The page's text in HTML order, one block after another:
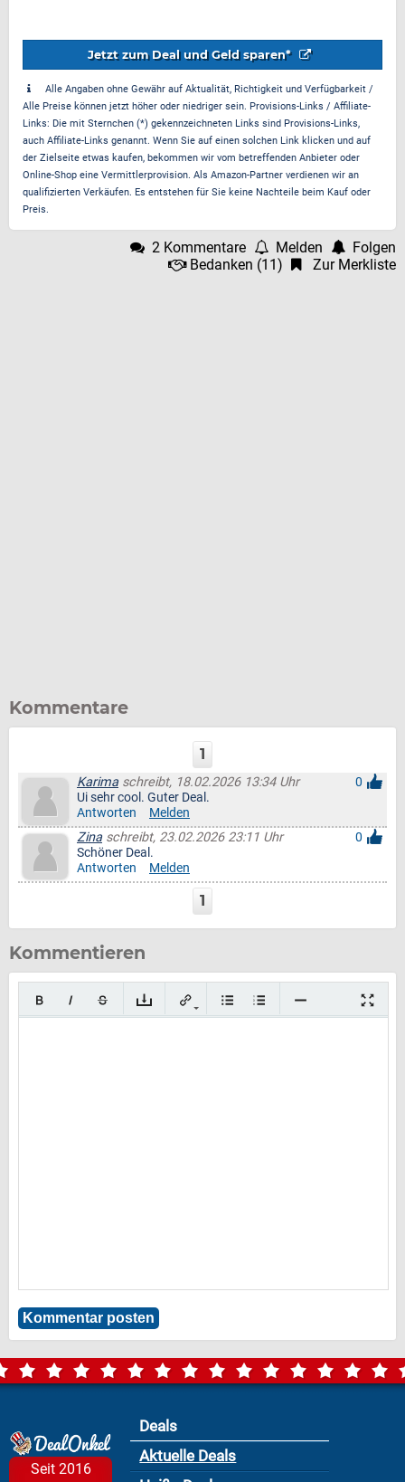
Jetzt zum Deal und Geld sparen*
Alle Angaben ohne Gewähr auf Aktualität, Richtigkeit und Verfügbarkeit /
Alle Preise können jetzt höher oder niedriger sein. Provisions-Links / Affiliate-
Links: Die mit Sternchen (*) gekennzeichneten Links sind Provisions-Links,
auch Affiliate-Links genannt. Wenn Sie auf einen solchen Link klicken und auf
der Zielseite etwas kaufen, bekommen wir vom betreffenden Anbieter oder
Online-Shop eine Vermittlerprovision. Als Amazon-Partner verdienen wir an
qualifizierten Verkäufen. Es entstehen für Sie keine Nachteile beim Kauf oder
Preis.
2 Kommentare Melden
Folgen
Bedanken (11) Zur Merkliste
Kommentare
1
Karima schreibt, 18.02.2026 13:34 Uhr
0
Ui sehr cool. Guter Deal.
Antworten
Melden
Zinaschreibt, 23.02.2026 23:11 Uhr
0
Schöner Deal.
Antworten
Melden
1
Kommentieren
Seit 2016
Deals
Aktuelle Deals